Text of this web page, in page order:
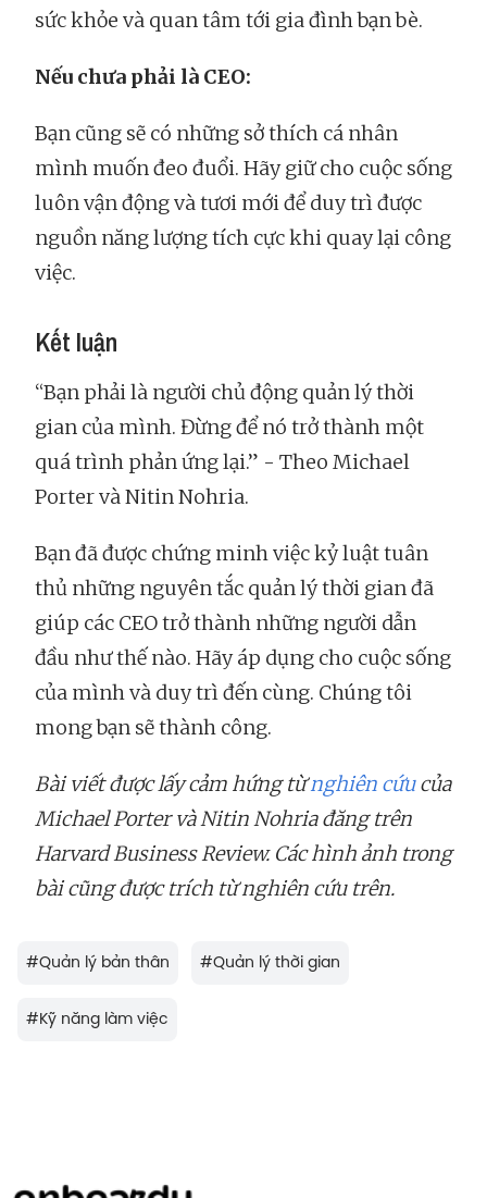
sức khỏe và quan tâm tới gia đình bạn bè.
Nếu chưa phải là CEO:
Bạn cũng sẽ có những sở thích cá nhân
mình muốn đeo đuổi. Hãy giữ cho cuộc sống
luôn vận động và tươi mới để duy trì được
nguồn năng lượng tích cực khi quay lại công
việc.
Kết luận
“Bạn phải là người chủ động quản lý thời
gian của mình. Đừng để nó trở thành một
quá trình phản ứng lại.” - Theo Michael
Porter và Nitin Nohria.
Bạn đã được chứng minh việc kỷ luật tuân
thủ những nguyên tắc quản lý thời gian đã
giúp các CEO trở thành những người dẫn
đầu như thế nào. Hãy áp dụng cho cuộc sống
của mình và duy trì đến cùng. Chúng tôi
mong bạn sẽ thành công.
Bài viết được lấy cảm hứng từnghiên cứucủa
Michael Porter và Nitin Nohria đăng trên
Harvard Business Review. Các hình ảnh trong
bài cũng được trích từ nghiên cứu trên.
#Quản lý bản thân #Quản lý thời gian
#Kỹ năng làm việc